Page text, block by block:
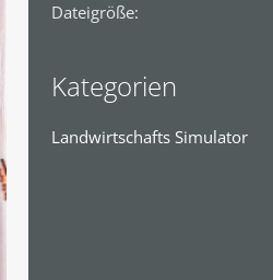
Dateigröße
Kategorien
Landwirtschafts Simulator